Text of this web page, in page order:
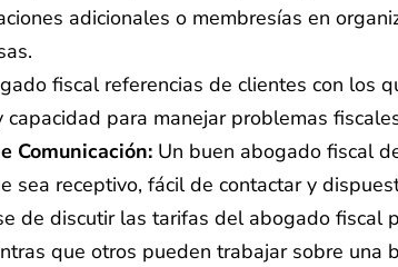
adicionales o membresías en
fiscal referencias de clientes con los
para manejar problemas
Comunicación: Un buen abogado fiscal
sea receptivo, fácil de contactar y
de discutir las tarifas del abogado fiscal
que otros pueden trabajar sobre